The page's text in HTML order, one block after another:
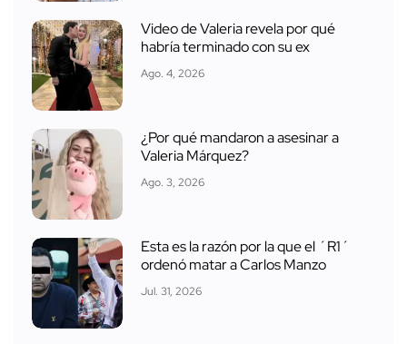
Video de Valeria revela por qué
habría terminado con su ex
Ago. 4, 2026
¿Por qué mandaron a asesinar a
Valeria Márquez?
Ago. 3, 2026
Esta es la razón por la que el ´R1´
ordenó matar a Carlos Manzo
Jul. 31, 2026